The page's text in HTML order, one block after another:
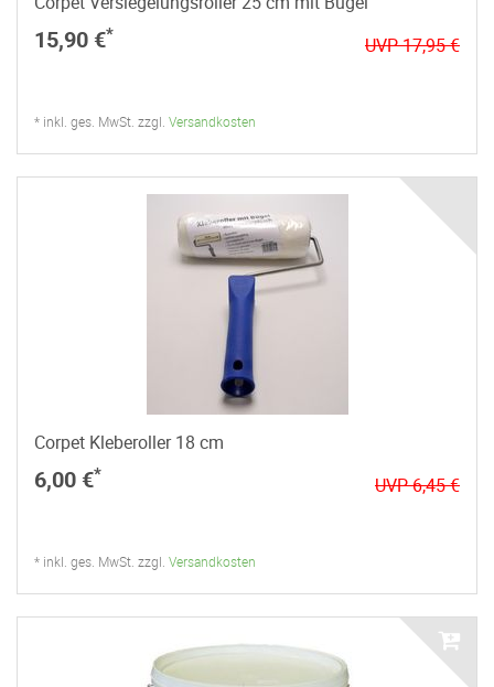
15,90 €*
UVP 17,95 €
* inkl. ges. MwSt. zzgl. Versandkosten
Corpet Kleberoller 18 cm
6,00 €*
UVP 6,45 €
* inkl. ges. MwSt. zzgl. Versandkosten